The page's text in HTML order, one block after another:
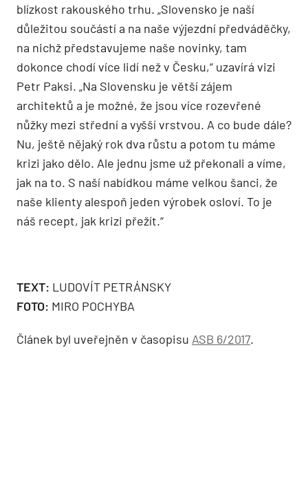
blízkost rakouského trhu. „Slovensko je naší
důležitou součástí a na naše výjezdní předváděčky,
na nichž představujeme naše novinky, tam
dokonce chodí více lidí než v Česku,“ uzavírá vizi
Petr Paksi. „Na Slovensku je větší zájem
architektů a je možné, že jsou více rozevřené
nůžky mezi střední a vyšší vrstvou. A co bude dále?
Nu, ještě nějaký rok dva růstu a potom tu máme
krizi jako dělo. Ale jednu jsme už překonali a víme,
jak na to. S naší nabídkou máme velkou šanci, že
naše klienty alespoň jeden výrobek osloví. To je
náš recept, jak krizi přežít.“
TEXT: LUDOVÍT PETRÁNSKY
FOTO: MIRO POCHYBA
Článek byl uveřejněn v časopisu ASB 6/2017.